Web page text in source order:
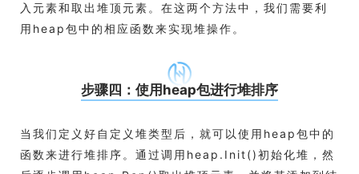
入元素和取出堆顶元素。在这两个方法中，我们需要利
用heap包中的相应函数来实现堆操作。
步骤四：使用heap包进行堆排序
当我们定义好自定义堆类型后，就可以使用heap包中的
函数来进行堆排序。通过调用heap.Init()初始化堆，然